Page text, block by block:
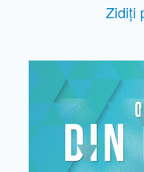
Zidiți